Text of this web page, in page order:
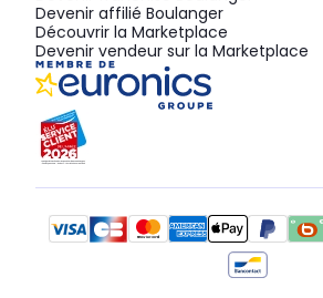
Devenir affilié Boulanger
Découvrir la Marketplace
Devenir vendeur sur la Marketplace